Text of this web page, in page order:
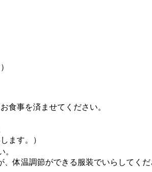
食事を済ませてください。
ます。）
体温調節ができる服装でいらしてくだ